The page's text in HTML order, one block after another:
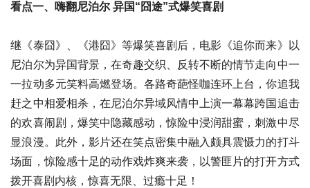
看点一、嗨翻尼泊尔 异国“囧途”式爆笑喜剧
继《泰囧》、《港囧》等爆笑喜剧后，电影《追你而来》以
尼泊尔为异国背景，在奇趣交织、反转不断的情节走向中一
一拉动多元笑料高燃登场。各路奇葩怪咖连环上台，你追我
赶之中相爱相杀，在尼泊尔异域风情中上演一幕幕跨国追击
的欢喜闹剧，爆笑中隐藏感动，惊险中浸润甜蜜，刺激中尽
显浪漫。此外，影片还在笑点密集中融入颇具震慑力的打斗
场面，惊险感十足的动作戏炸爽来袭，以警匪片的打开方式
拨开喜剧内核，惊喜无限、过瘾十足！